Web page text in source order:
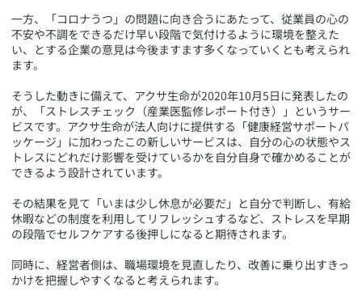
一方、「コロナうつ」の問題に向き合うにあたって、従業員の心の
不安や不調をできるだけ早い段階で気付けるように環境を整えた
い、とする企業の意見は今後ますます多くなっていくとも考えられ
ます。
そうした動きに備えて、アクサ生命が2020年10月5日に発表したの
が、「ストレスチェック（産業医監修レポート付き）」というサー
ビスです。アクサ生命が法人向けに提供する「健康経営サポートパ
ッケージ」に加わったこの新しいサービスは、自分の心の状態やス
トレスにどれだけ影響を受けているかを自分自身で確かめることが
できるよう設計されています。
その結果を見て「いまは少し休息が必要だ」と自分で判断し、有給
休暇などの制度を利用してリフレッシュするなど、ストレスを早期
の段階でセルフケアする後押しになると期待されます。
同時に、経営者側は、職場環境を見直したり、改善に乗り出すきっ
かけを把握しやすくなると考えられます。